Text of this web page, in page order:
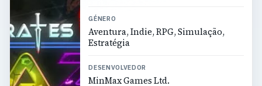
GÉNERO
Aventura, Indie, RPG, Simulação,
Estratégia
DESENVOLVEDOR
MinMax Games Ltd.